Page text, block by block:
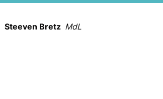
Steeven Bretz MdL